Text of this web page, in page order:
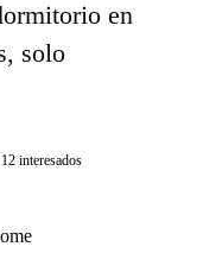
en
solo
12 interesados